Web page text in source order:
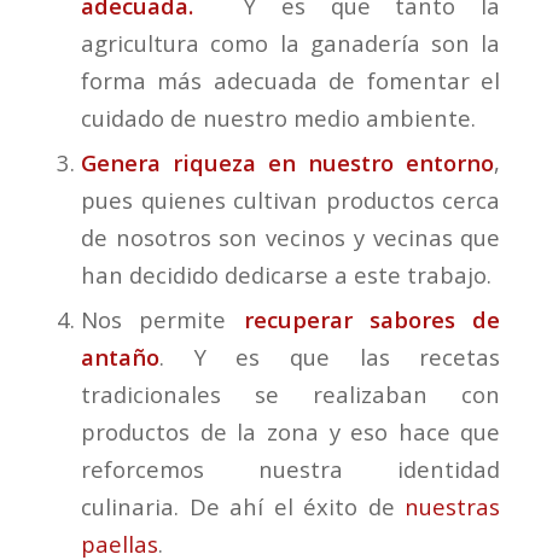
agricultura como la ganadería son la
forma más adecuada de fomentar el
cuidado de nuestro medio ambiente.
Genera riqueza en nuestro entorno,
pues quienes cultivan productos cerca
de nosotros son vecinos y vecinas que
han decidido dedicarse a este trabajo.
Nos permite recuperar sabores de
antaño. Y es que las recetas
tradicionales se realizaban con
productos de la zona y eso hace que
reforcemos nuestra identidad
culinaria. De ahí el éxito de nuestras
paellas.